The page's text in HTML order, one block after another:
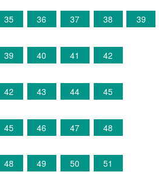
35 36 37 38 39
39 40 41 42
42 43 44 45
45 46 47 48
48 49 50 51